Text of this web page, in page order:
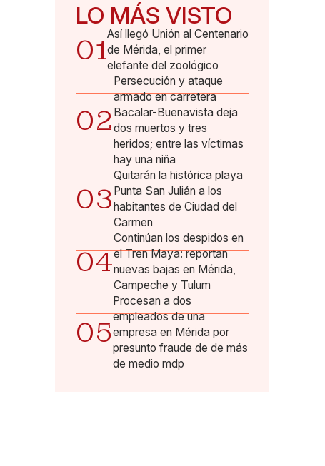
LO MÁS VISTO
01Así llegó Unión al Centenario
de Mérida, el primer
elefante del zoológico
02
Persecución y ataque
armado en carretera
Bacalar-Buenavista deja
dos muertos y tres
heridos; entre las víctimas
hay una niña
03
Quitarán la histórica playa
Punta San Julián a los
habitantes de Ciudad del
Carmen
04
Continúan los despidos en
el Tren Maya: reportan
nuevas bajas en Mérida,
Campeche y Tulum
05
Procesan a dos
empleados de una
empresa en Mérida por
presunto fraude de de más
de medio mdp